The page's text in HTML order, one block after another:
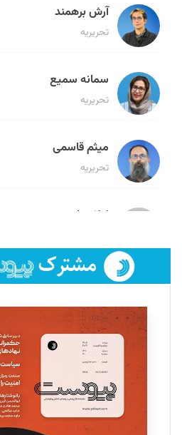
آرش برهمند
تحریریه
سمانه سمیع
تحریریه
میثم قاسمی
تحریریه
لیلا حنارود
فائزه فتحی رستمی
تحریریه
سروش کرمیان
تحریریه
مینا پاکدل